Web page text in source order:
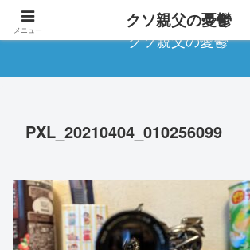
クソ親父の憂鬱
PXL_20210404_010256099
メニュー クソ親父の憂鬱